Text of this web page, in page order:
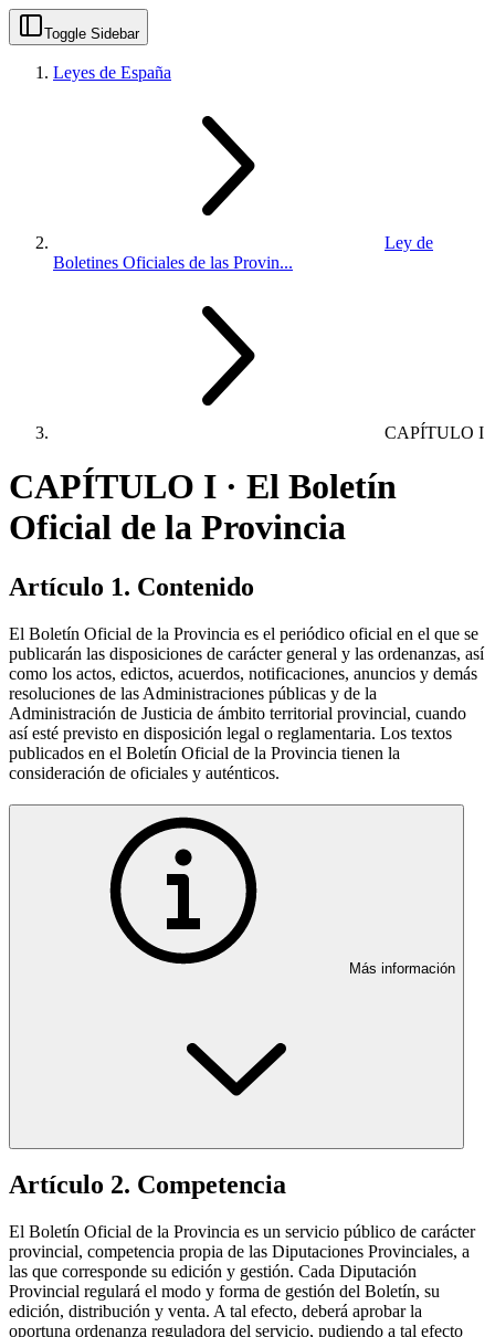
Toggle Sidebar
Leyes de España
Ley de
Boletines Oficiales de las Provin...
CAPÍTULO I
CAPÍTULO I · El Boletín
Oficial de la Provincia
Artículo 1. Contenido
El Boletín Oficial de la Provincia es el periódico oficial en el que se
publicarán las disposiciones de carácter general y las ordenanzas, así
como los actos, edictos, acuerdos, notificaciones, anuncios y demás
resoluciones de las Administraciones públicas y de la
Administración de Justicia de ámbito territorial provincial, cuando
así esté previsto en disposición legal o reglamentaria. Los textos
publicados en el Boletín Oficial de la Provincia tienen la
consideración de oficiales y auténticos.
Más información
Artículo 2. Competencia
El Boletín Oficial de la Provincia es un servicio público de carácter
provincial, competencia propia de las Diputaciones Provinciales, a
las que corresponde su edición y gestión. Cada Diputación
Provincial regulará el modo y forma de gestión del Boletín, su
edición, distribución y venta. A tal efecto, deberá aprobar la
oportuna ordenanza reguladora del servicio, pudiendo a tal efecto